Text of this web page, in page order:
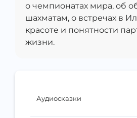
Аудиосказки
о чемпионатах мира, об
шахматам, о встречах в
красоте и понятности
жизни.